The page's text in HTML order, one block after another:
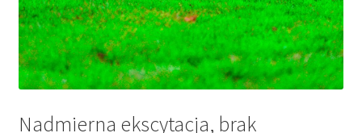
Nadmierna ekscytacja, brak